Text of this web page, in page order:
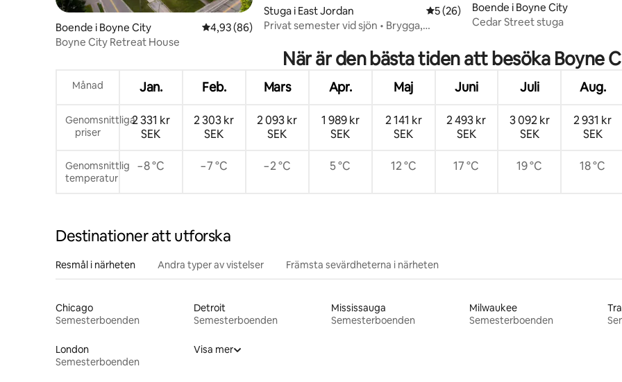
Boende i Boyne City 4,93 av 5 i genomsnittligt betyg, 86 omdömen
4,93 (86)
Boyne City Retreat House
Stuga i East Jordan 5 av 5 i genomsnittligt betyg, 26
5 (26)
Privat semester vid sjön • Brygga,
Boende i Boyne City
Cedar Street stuga
När är den bästa tiden att besöka Boyne
Månad Jan. Feb. Mars Apr. Maj Juni Juli Aug.
Genomsnittliga
priser
2 331 kr
SEK
2 303 kr
SEK
2 093 kr
SEK
1 989 kr
SEK
2 141 kr
SEK
2 493 kr
SEK
3 092 kr
SEK
2 931 kr
SEK
Genomsnittlig
temperatur
−8 °C −7 °C −2 °C 5 °C 12 °C 17 °C 19 °C 18 °C
Destinationer att utforska
Resmål i närheten Andra typer av vistelser Främsta sevärdheterna i närheten
Chicago
Semesterboenden
Detroit
Semesterboenden
Mississauga
Semesterboenden
Milwaukee
Semesterboenden
London
Semesterboenden
Visa mer